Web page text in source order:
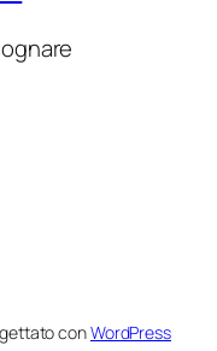
conWordPress